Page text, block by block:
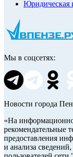
Юридическая
Мы в соцсетях:
Новости города
«На
рекомендательные
предоставления
и анализа